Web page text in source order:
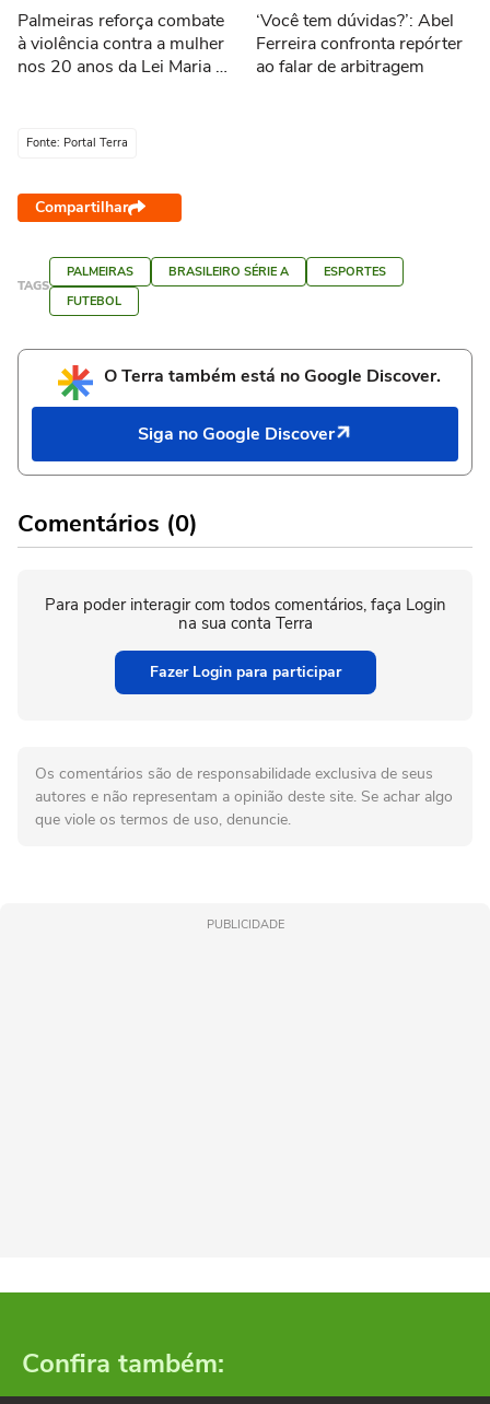
Palmeiras reforça combate
à violência contra a mulher
nos 20 anos da Lei Maria da
‘Você tem dúvidas?’: Abel
Ferreira confronta repórter
ao falar de arbitragem
Fonte: Portal Terra
Compartilhar
TAGS
PALMEIRAS BRASILEIRO SÉRIE A
ESPORTES
FUTEBOL
O Terra também está no Google Discover.
Siga no Google Discover
Comentários (0)
Para poder interagir com todos comentários, faça Login
na sua conta Terra
Fazer Login para participar
Os comentários são de responsabilidade exclusiva de seus
autores e não representam a opinião deste site. Se achar algo
que viole os termos de uso, denuncie.
PUBLICIDADE
Confira também: